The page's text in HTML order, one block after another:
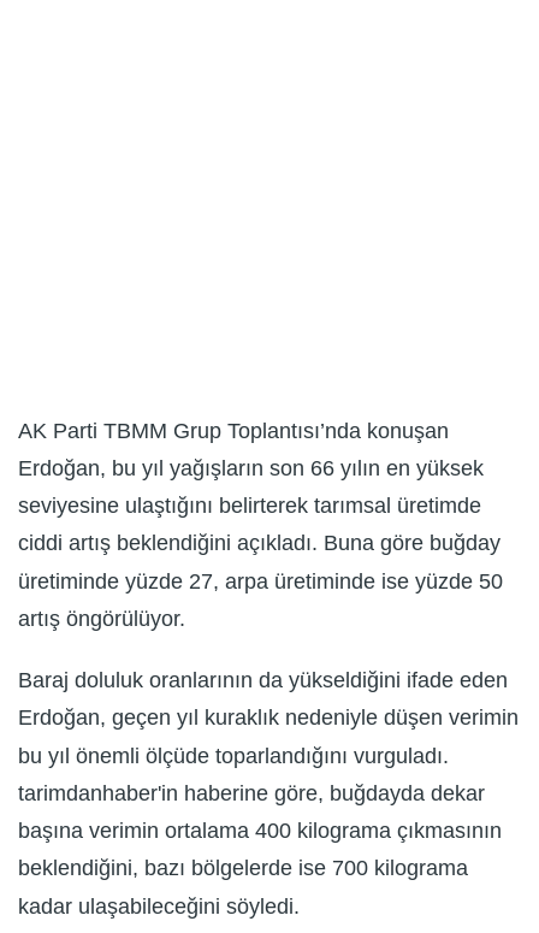
AK Parti TBMM Grup Toplantısı’nda konuşan
Erdoğan, bu yıl yağışların son 66 yılın en yüksek
seviyesine ulaştığını belirterek tarımsal üretimde
ciddi artış beklendiğini açıkladı. Buna göre buğday
üretiminde yüzde 27, arpa üretiminde ise yüzde 50
artış öngörülüyor.
Baraj doluluk oranlarının da yükseldiğini ifade eden
Erdoğan, geçen yıl kuraklık nedeniyle düşen verimin
bu yıl önemli ölçüde toparlandığını vurguladı.
tarimdanhaber'in haberine göre, buğdayda dekar
başına verimin ortalama 400 kilograma çıkmasının
beklendiğini, bazı bölgelerde ise 700 kilograma
kadar ulaşabileceğini söyledi.